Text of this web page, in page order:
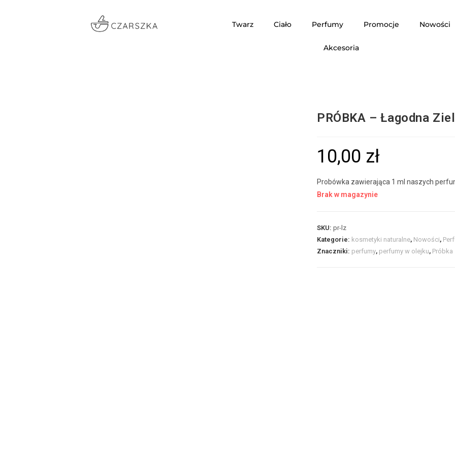
Twarz Ciało Perfumy Promocje Nowości
Akcesoria
PRÓBKA – Łagodna
10,00 zł
Probówka zawierająca 1 ml naszych
Brak w magazynie
SKU: pr-lz
Kategorie: kosmetyki naturalne, Nowości,
Znaczniki: perfumy, perfumy w olejku, Próbka